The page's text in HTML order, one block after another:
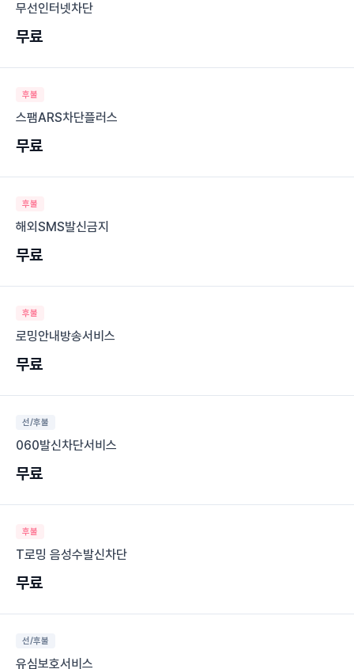
무선인터넷차단
무료
후불
스팸ARS차단플러스
무료
후불
해외SMS발신금지
무료
후불
로밍안내방송서비스
무료
선/후불
060발신차단서비스
무료
후불
T로밍 음성수발신차단
무료
선/후불
유심보호서비스